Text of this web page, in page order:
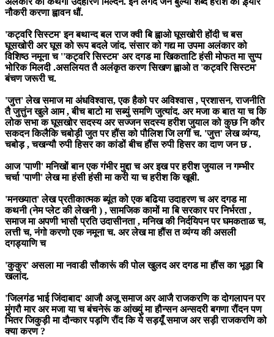
नौकरी करणा ह्वावन धौं.
'कट्वरि सिस्टम' इन बथान्द बल राज क्वी बि ह्वाओ घूसखोरी होंदी च बस
घूसखोरी अर घूस को रूप बदले जांद. संसार को गद्य मा उपमा अलंकार को
विशिष्ठ नमूना च ''कट्वरि सिस्टम' अर दगड मा खिकताटि हंसी मोफत मा सुप्प
भोरिक मिलदी .असलियत तै अलंकृत करण सिखण ह्वाओ त 'कट्वरि सिस्टम'
बंचण जरूरी च.
'जुत्त' लेख समाज मा अंधविश्वास, एक हैको पर अविश्वास , प्रशासन, राजनीति
तै जुत्तुंन खुले आम , बीच बाटो मा सब्युं समणि जुत्यांद. अर मजा क बात या च कि
लोक सभा क घूसखोर सदस्य अर सज्जन सदस्य हरीश जुयाल को कुछ नि कौर
सकदन किलैकि चबोड़ी जुत पर हौंस को पौलिश जि लगीं च. 'जुत्त' लेख व्यंग्य,
चबोड़ , चखन्यौ रुपी हिसर का कांडों बीच हौंस रुपी हिसर का दाण जन छ .
आज 'पाणी' मनिखों बान एक गंभीर मुद्दा च अर इख पर हरीश जुयाल न गम्भीर
चर्चा 'पाणी' लेख मा हंसी हंसी मा करी या च हरीश कि खूबी.
'मनख्यात' लेख प्रतीकात्मक ब्यूंत को एक बढिया उदाहरण च अर दगड मा
कथनी (नेम प्लेट की लेखनी ) , सामजिक कामों मा बि सरकार पर निर्भरता ,
समाज मा अपणी भासौ प्रति उदासीनता , मनिख की निर्दयिपन पर घमकताळ च,
लत्ती च, नंगो करणो एक नमूना च. अर लेख मा हौंस त व्यंग्य की असली
दगड्याणि च
'कुकुर' असला मा नवाडी सौकारूं की पोल खुलद अर दगड मा हौंस का भूड़ा बि
खलांद.
'जिलगंड भाई जिंदाबाद' आजौ अजू समाज अर आजै राजकरणि क दोगलापन पर
मुंगरौ मार अर मजा या च बंचनेरूं क आंख्युं मा हौन्सन अन्सदरी बगणा रौंदन पण
भितर जिकुड़ी मा दौन्कार पड़णि रौंद कि ये सड़यूँ समाज अर सड़ी राजकरणि को
क्या करण ?